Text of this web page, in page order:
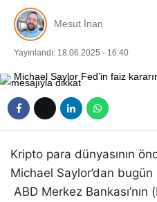
Mesut İnan
Yayınlandı: 18.06.2025 - 16:40
Kripto para dünyasının
Michael Saylor’dan
ABD Merkez Bankası’nın